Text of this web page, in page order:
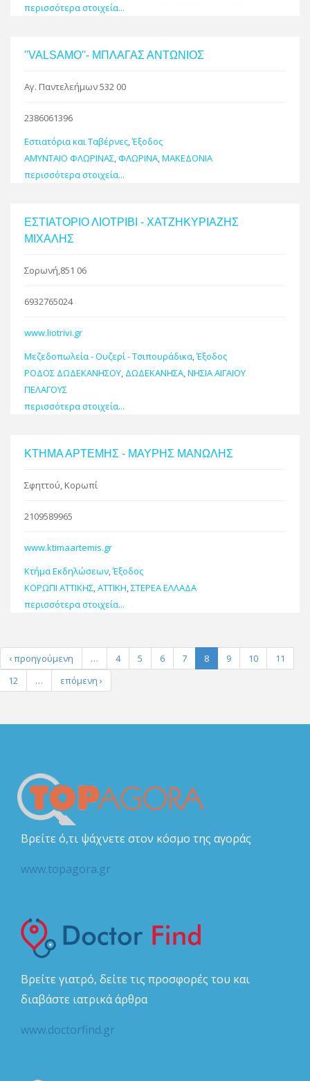
περισσότερα στοιχεία...
''VALSAMO''- ΜΠΛΑΓΑΣ ΑΝΤΩΝΙΟΣ
Αγ. Παντελεήμων 532 00
2386061396
Εστιατόρια και Ταβέρνες,Έξοδος
ΑΜΥΝΤΑΙΟ ΦΛΩΡΙΝΑΣ,ΦΛΩΡΙΝΑ,ΜΑΚΕΔΟΝΙΑ
περισσότερα στοιχεία...
ΕΣΤΙΑΤΟΡΙΟ ΛΙΟΤΡΙΒΙ - ΧΑΤΖΗΚΥΡΙΑΖΗΣ
ΜΙΧΑΛΗΣ
Σορωνή,851 06
6932765024
www.liotrivi.gr
Μεζεδοπωλεία - Ουζερί - Τσιπουράδικα,Έξοδος
ΡΟΔΟΣ ΔΩΔΕΚΑΝΗΣΟΥ, ΔΩΔΕΚΑΝΗΣΑ,ΝΗΣΙΑ ΑΙΓΑΙΟΥ
ΠΕΛΑΓΟΥΣ
περισσότερα στοιχεία...
ΚΤΗΜΑ ΑΡΤΕΜΗΣ - ΜΑΥΡΗΣ ΜΑΝΩΛΗΣ
Σφηττού, Κορωπί
2109589965
www.ktimaartemis.gr
Κτήμα Εκδηλώσεων,Έξοδος
ΚΟΡΩΠΙ ΑΤΤΙΚΗΣ,ΑΤΤΙΚΗ,ΣΤΕΡΕΑ ΕΛΛΑΔΑ
περισσότερα στοιχεία...
‹ προηγούμενη … 4 5 6 7 8 9 10
11
12
… επόμενη ›
Βρείτε ό,τι ψάχνετε στον κόσμο της αγοράς
www.topagora.gr
Βρείτε γιατρό, δείτε τις προσφορές του και
διαβάστε ιατρικά άρθρα
www.doctorfind.gr